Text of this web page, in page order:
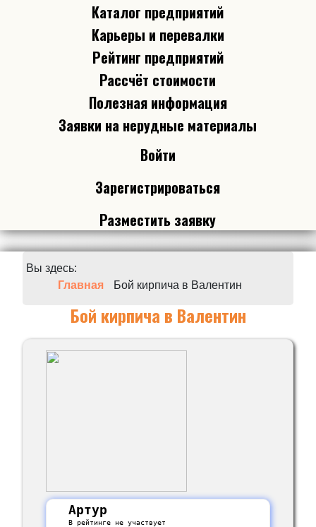
Каталог предприятий
Карьеры и перевалки
Рейтинг предприятий
Рассчёт стоимости
Полезная информация
Заявки на нерудные материалы
Войти
Зарегистрироваться
Разместить заявку
Вы здесь:
Главная
Бой кирпича в Валентин
Бой кирпича в Валентин
Артур
В рейтинге не участвует